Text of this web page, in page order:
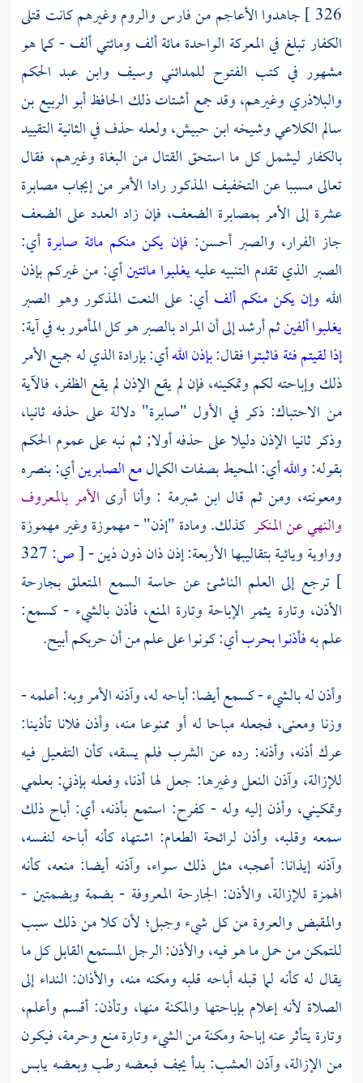
326 ] جاهدواالأعاجممنفارسوالروموغيرهم كانت قتلى
الكفار تبلغ في المعركة الواحدة مائة ألف ومائتي ألف - كما هو
مشهور في كتب الفتوح للمدائني وسيف وابن عبد الحكم
والبلاذري وغيرهم، وقد جمع أشتات ذلك الحافظ أبو الربيع بن
سالم الكلاعيوشيخهابن حبيش،ولعله حذف في الثانية التقييد
بالكفار ليشمل كل ما استحق القتال من البغاة وغيرهم، فقال
تعالى مسببا عن التخفيف المذكور رادا الأمر من إيجاب مصابرة
عشرة إلى الأمر بمصابرة الضعف، فإن زاد العدد على الضعف
جاز الفرار، والصبر أحسن: فإن يكن منكم مائة صابرة أي:
الصبر الذي تقدم التنبيه عليهيغلبوا مائتينأي: من غيركم بإذن
الله وإن يكن منكم ألفأي: على النعت المذكور وهو الصبر
يغلبوا ألفينثم أرشد إلى أن المراد بالصبر هو كل المأمور به في آية:
إذا لقيتم فئة فاثبتوافقال:بإذن اللهأي: بإرادة الذي له جميع الأمر
ذلك وإباحته لكم وتمكينه، فإن لم يقع الإذن لم يقع الظفر، فالآية
من الاحتباك: ذكر في الأول "صابرة" دلالة على حذفه ثانيا،
وذكر ثانيا الإذن دليلا على حذفه أولا; ثم نبه على عموم الحكم
بقوله:واللهأي: المحيط بصفات الكمالمع الصابرينأي: بنصره
ومعونته، ومن ثم قال ابن شبرمة : وأنا أرى الأمر بالمعروف
والنهي عن المنكر كذلك. ومادة "إذن" - مهموزة وغير مهموزة
وواوية ويائية بتقاليبها الأربعة: إذن ذان ذون ذين -[ص:327
]ترجع إلى العلم الناشئ عن حاسة السمع المتعلق بجارحة
الأذن، وتارة يثمر الإباحة وتارة المنع، فأذن بالشيء - كسمع:
علم بهفأذنوا بحربأي: كونوا على علم من أن حربكم أبيح.
وأذن له بالشيء - كسمع أيضا: أباحه له، وآذنه الأمر وبه: أعلمه -
وزنا ومعنى، فجعله مباحا له أو ممنوعا منه، وأذن فلانا تأذينا:
عرك أذنه، وأذنه: رده عن الشرب فلم يسقه، كأن التفعيل فيه
للإزالة، وآذن النعل وغيرها: جعل لها أذنا، وفعله بإذني: بعلمي
وتمكيني، وأذن إليه وله - كفرح: استمع بأذنه، أي: أباح ذلك
سمعه وقلبه، وأذن لرائحة الطعام: اشتهاه كأنه أباحه لنفسه،
وآذنه إيذانا: أعجبه، مثل ذلك سواء، وآذنه أيضا: منعه، كأنه
الهمزة للإزالة، والأذن: الجارحة المعروفة - بضمة وبضمتين -
والمقبض والعروة من كل شيء وجبل؛ لأن كلا من ذلك سبب
للتمكن من حمل ما هو فيه، والأذن: الرجل المستمع القابل كل ما
يقال له كأنه لما قبله أباحه قلبه ومكنه منه، والأذان: النداء إلى
الصلاة لأنه إعلام بإباحتها والمكنة منها، وتأذن: أقسم وأعلم،
وتارة يتأثر عنه إباحة ومكنة من الشيء وتارة منع وحرمة، فيكون
من الإزالة، وآذن العشب: بدأ يجف فبعضه رطب وبعضه يابس